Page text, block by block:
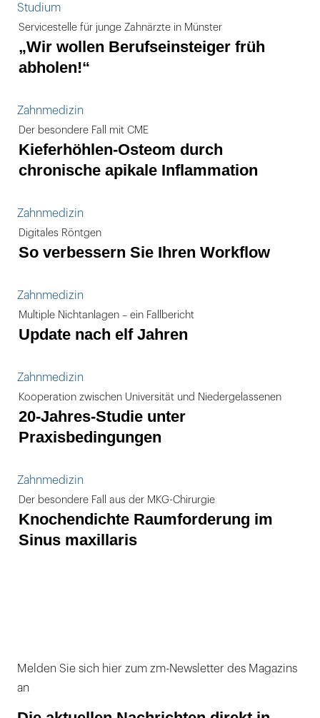
Studium
Servicestelle für junge Zahnärzte in Münster
„Wir wollen Berufseinsteiger früh
abholen!“
Zahnmedizin
Der besondere Fall mit CME
Kieferhöhlen-Osteom durch
chronische apikale Inflammation
Zahnmedizin
Digitales Röntgen
So verbessern Sie Ihren Workflow
Zahnmedizin
Multiple Nichtanlagen – ein Fallbericht
Update nach elf Jahren
Zahnmedizin
Kooperation zwischen Universität und Niedergelassenen
20-Jahres-Studie unter
Praxisbedingungen
Zahnmedizin
Der besondere Fall aus der MKG-Chirurgie
Knochendichte Raumforderung im
Sinus maxillaris
Melden Sie sich hier zum zm-Newsletter des Magazins
an